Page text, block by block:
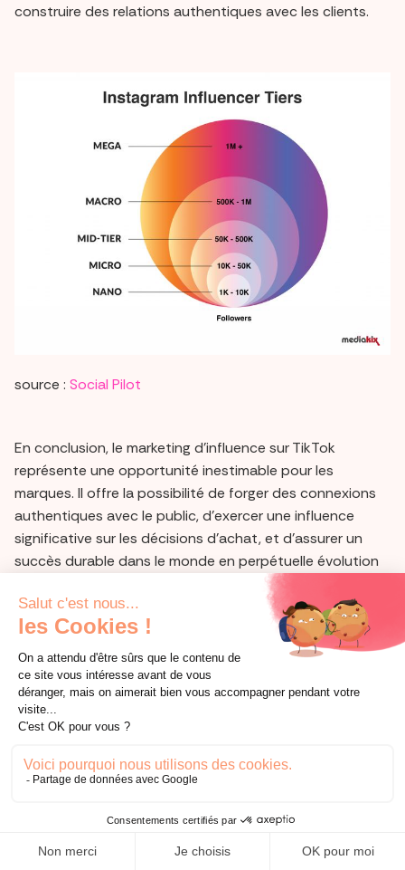
construire des relations authentiques avec les clients.
source : Social Pilot
En conclusion, le marketing d'influence sur TikTok
représente une opportunité inestimable pour les
marques. Il offre la possibilité de forger des connexions
authentiques avec le public, d'exercer une influence
significative sur les décisions d'achat, et d'assurer un
succès durable dans le monde en perpétuelle évolution
Cependant, il est essentiel de suivre les étapes cruciales
de manière méticuleuse. Cela inclut la recherche
minutieuse des influenceurs adéquats, la définition claire
des objectifs et des métriques de succès, la mise en
place de contrats transparents, et l'optimisation
constante des campagnes.
Travailler avec des influenceurs sur TikTok ne consiste
pas seulement à atteindre une audience, mais à
à la fois à la marque et à l'influenceur. C'est l'authenticité
et la pertinence qui définissent le succès dans ce